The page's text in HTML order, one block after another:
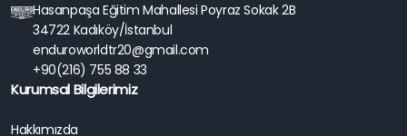
Hasanpaşa Eğitim Mahallesi Poyraz Sokak 2B
34722 Kadıköy/İstanbul
enduroworldtr20@gmail.com
+90(216) 755 88 33
Kurumsal Bilgilerimiz
Hakkımızda